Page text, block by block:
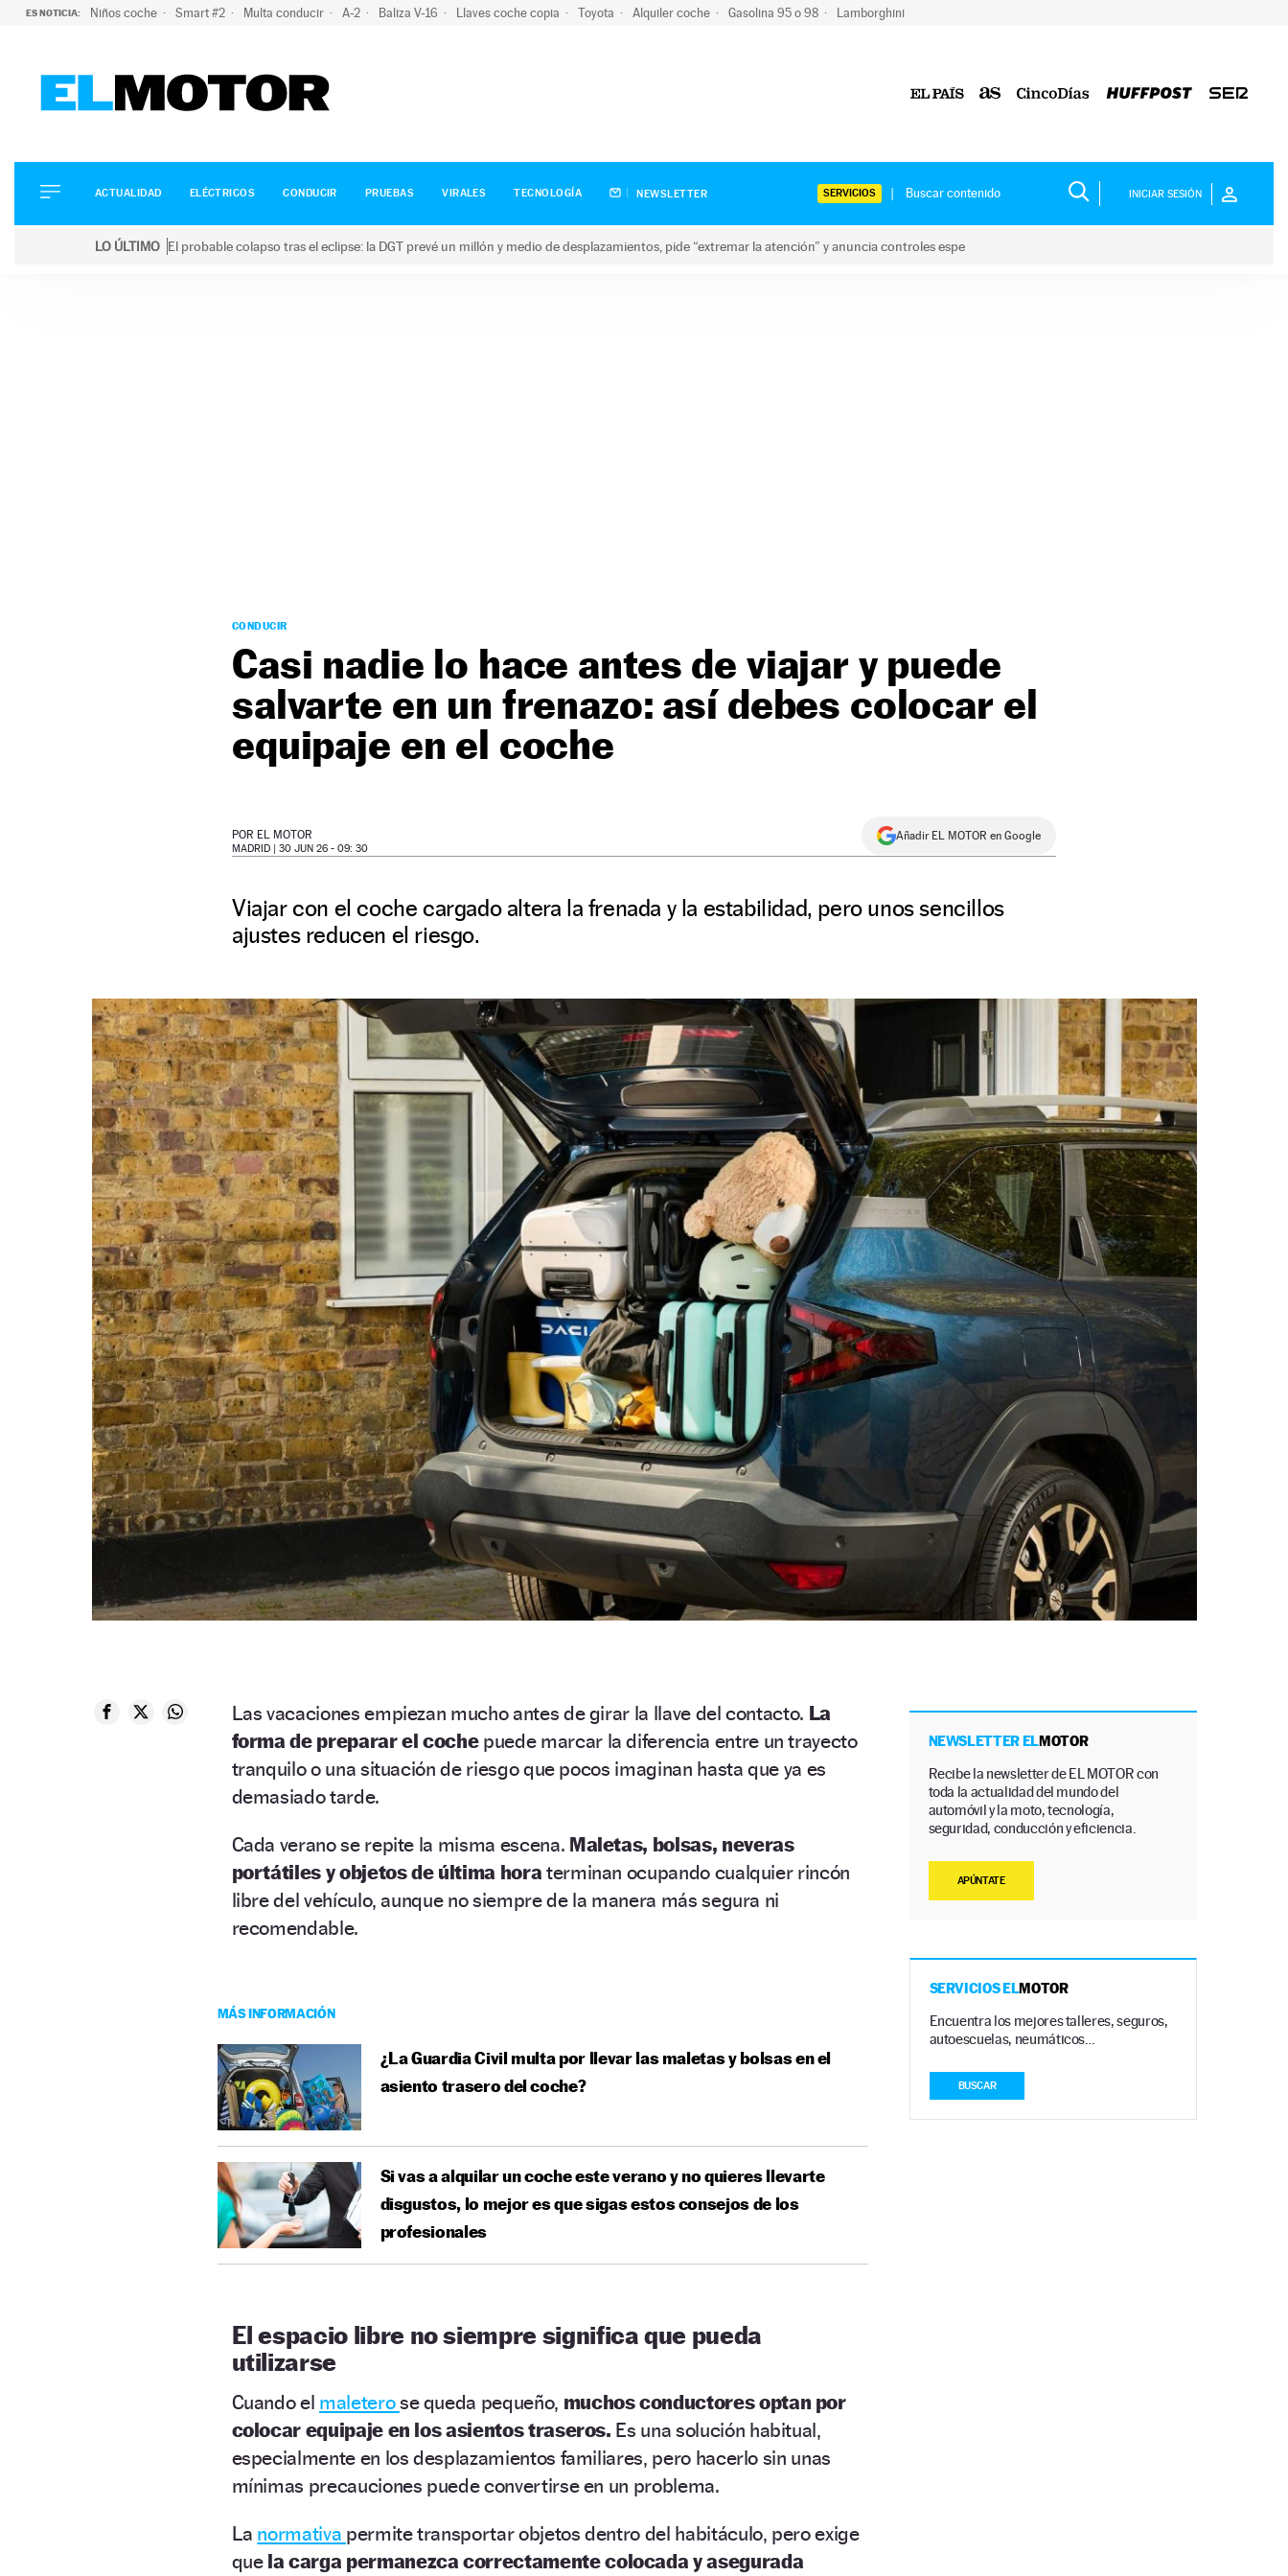
ES NOTICIA: Niños coche Smart #2 Multa conducir A-2 Baliza V-16 Llaves coche copia Toyota Alquiler coche Gasolina 95 o 98 Lamborghini
ELÉCTRICOS
CONDUCIR
ACTUALIDAD ELÉCTRICOS CONDUCIR PRUEBAS VIRALES TECNOLOGÍA NEWSLETTER SERVICIOS INICIAR SESIÓN
LO ÚLTIMO El probable colapso tras el eclipse: la DGT prevé un millón y medio de desplazamientos, pide “extremar la atención” y anuncia controles espe
CONDUCIR
Casi nadie lo hace antes de viajar y puede
salvarte en un frenazo: así debes colocar el
equipaje en el coche
POR EL MOTOR
MADRID | 30 JUN 26 - 09: 30
Añadir EL MOTOR en Google
Viajar con el coche cargado altera la frenada y la estabilidad, pero unos sencillos
ajustes reducen el riesgo.
Las vacaciones empiezan mucho antes de girar la llave del contacto. La
forma de preparar el cochepuede marcar la diferencia entre un trayecto
tranquilo o una situación de riesgo que pocos imaginan hasta que ya es
demasiado tarde.
Cada verano se repite la misma escena. Maletas, bolsas, neveras
portátiles y objetos de última hora terminan ocupando cualquier rincón
libre del vehículo, aunque no siempre de la manera más segura ni
recomendable.
MÁS INFORMACIÓN
¿La Guardia Civil multa por llevar las maletas y bolsas en el
asiento trasero del coche?
Si vas a alquilar un coche este verano y no quieres llevarte
disgustos, lo mejor es que sigas estos consejos de los
profesionales
El espacio libre no siempre significa que pueda
utilizarse
Cuando el maleterose queda pequeño, muchos conductores optan por
colocar equipaje en los asientos traseros. Es una solución habitual,
especialmente en los desplazamientos familiares, pero hacerlo sin unas
mínimas precauciones puede convertirse en un problema.
La normativa permite transportar objetos dentro del habitáculo, pero exige
que la carga permanezca correctamente colocada y asegurada
NEWSLETTER ELMOTOR
Recibe la newsletter de EL MOTOR con
toda la actualidad del mundo del
automóvil y la moto, tecnología,
seguridad, conducción y eficiencia.
APÚNTATE
SERVICIOS ELMOTOR
Encuentra los mejores talleres, seguros,
autoescuelas, neumáticos…
BUSCAR